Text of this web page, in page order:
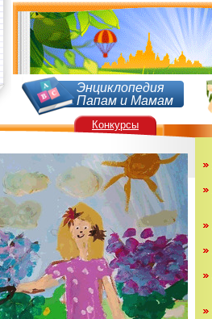
Энциклопедия
Папам и Мамам
Конкурсы